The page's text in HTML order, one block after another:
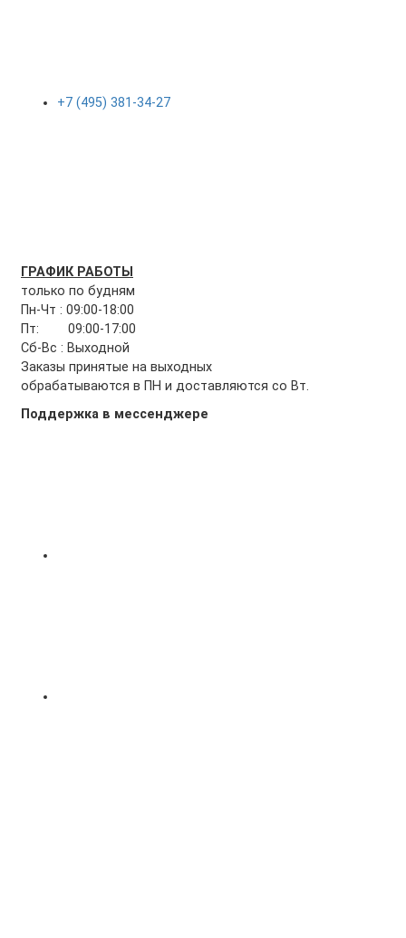
+7 (495) 381-34-27
ГРАФИК РАБОТЫ
только по будням
Пн-Чт : 09:00-18:00
Пт: 09:00-17:00
Сб-Вс : Выходной
Заказы принятые на выходных
обрабатываются в ПН и доставляются со Вт.
Поддержка в мессенджере